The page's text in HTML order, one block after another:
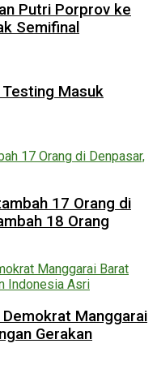
Putri Porprov ke
Semifinal
Testing Masuk
17 Orang di
18 Orang
Demokrat Manggarai
Gerakan